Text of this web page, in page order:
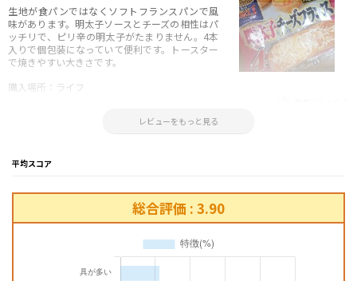
生地が食パンではなくソフトフランスパンで風
味があります。明太子ソースとチーズの相性はパ
ッチリで、ピリ辛の明太子がたまりません。4本
入りで個包装になっていて便利です。トースター
で焼きやすい大きさです。
購入場所：ライフ
レビューをもっと見る
平均スコア
総合評価 : 3.90